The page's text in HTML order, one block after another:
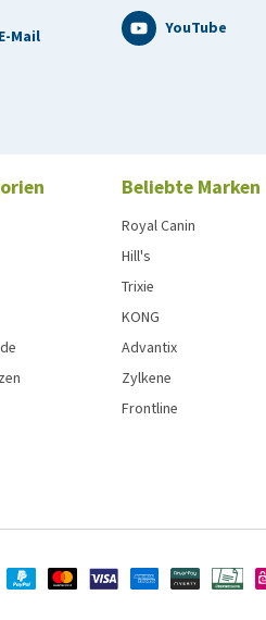
Mail YouTube
Beliebte Marken
Royal Canin
Hill's
Trixie
KONG
Advantix
Zylkene
Frontline